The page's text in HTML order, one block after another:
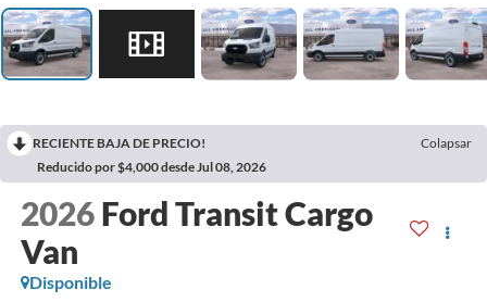
RECIENTE BAJA DE PRECIO!
Colapsar
Reducido por $4,000 desde Jul 08, 2026
2026 Ford Transit Cargo
Van
Disponible